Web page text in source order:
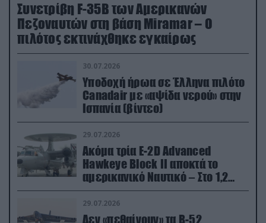
Συνετρίβη F-35B των Αμερικανών
Πεζοναυτών στη βάση Miramar – Ο
πιλότος εκτινάχθηκε εγκαίρως
30.07.2026
Υποδοχή ήρωα σε Έλληνα πιλότο
Canadair με «αψίδα νερού» στην
Ισπανία (βίντεο)
29.07.2026
Ακόμα τρία E-2D Advanced
Hawkeye Block II αποκτά το
αμερικανικό Ναυτικό – Στο 1,2
δισ.δολάρια το κόστος
29.07.2026
Δεν «πεθαίνουν» τα Β-52